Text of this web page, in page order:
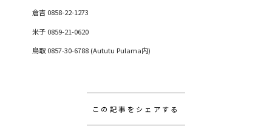
倉吉 0858-22-1273
米子 0859-21-0620
鳥取 0857-30-6788 (Aututu Pulama内)
この記事をシェアする